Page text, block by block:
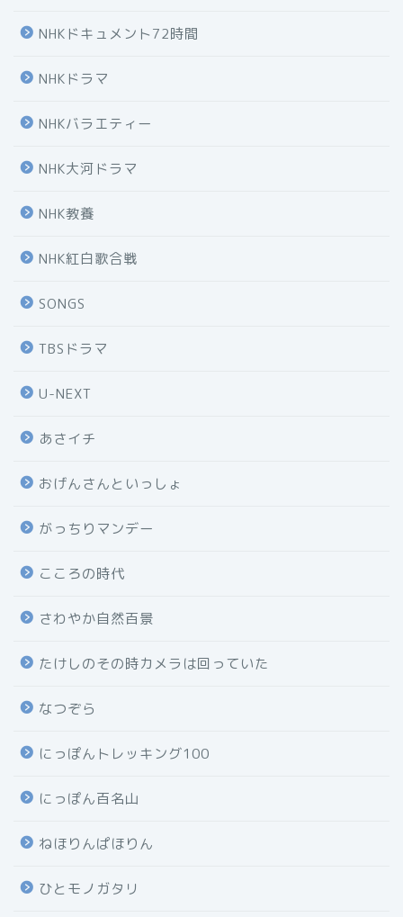
NHKドキュメント72時間
NHKドラマ
NHKバラエティー
NHK大河ドラマ
NHK教養
NHK紅白歌合戦
SONGS
TBSドラマ
U-NEXT
あさイチ
おげんさんといっしょ
がっちりマンデー
こころの時代
さわやか自然百景
たけしのその時カメラは回っていた
なつぞら
にっぽんトレッキング100
にっぽん百名山
ねほりんぱほりん
ひとモノガタリ